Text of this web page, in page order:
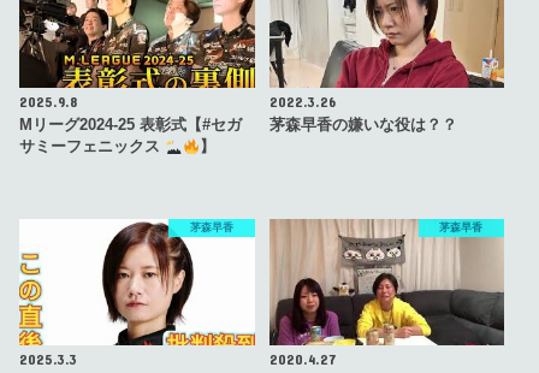
2025.9.8
Mリーグ2024-25 表彰式【#セガ
サミーフェニックス
】
2022.3.26
茅森早香の嫌いな役は？？
茅森早香
2025.3.3
茅森早香
2020.4.27